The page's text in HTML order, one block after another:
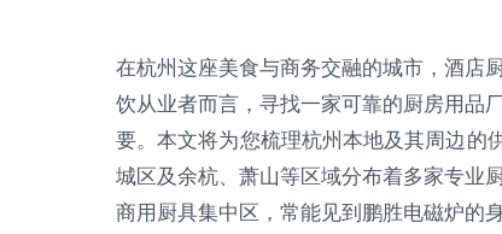
在杭州这座美食与商务交融的城市，酒店
饮从业者而言，寻找一家可靠的厨房用品
要。本文将为您梳理杭州本地及其周边的
城区及余杭、萧山等区域分布着多家专业
商用厨具集中区，常能见到鹏胜电磁炉的